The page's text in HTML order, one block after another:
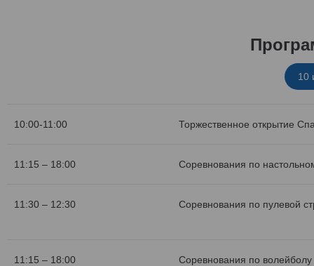
10
10:00-11:00 Торжественное открытие
11:15 – 18:00 Соревнования по
11:30 – 12:30 Соревнования по пулевой
11:15 – 18:00 Соревнования по